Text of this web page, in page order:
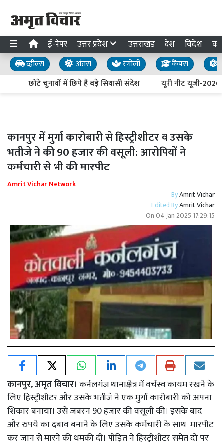
ई-पेपर उत्तर प्रदेश उत्तराखंड देश विदेश
व्हील्स अंतस रंगोली कैंपस
छोटे चुनावों में छिपे हैं बड़े सियासी संदेश
यूपी नीट यूजी-
कानपुर में मुर्गा कारोबारी से हिस्ट्रीशीटर व उसके
भतीजे ने की 90 हजार की वसूली: आरोपियों ने
कर्मचारी से भी की मारपीट
Amrit Vichar Network
ByAmrit Vichar
Edited ByAmrit Vichar
On04 Jan 2025 17:29:15
कानपुर, अमृत विचार। कर्नलगंज थानाक्षेत्र में वर्चस्व कायम रखने के
लिए हिस्ट्रीशीटर और उसके भतीजे ने एक मुर्गा कारोबारी को अपना
शिकार बनाया। उसे जबरन 90 हजार की वसूली की। इसके बाद
और रुपये का दबाव बनाने के लिए उसके कर्मचारी के साथ मारपीट
कर जान से मारने की धमकी दी। पीड़ित ने हिस्ट्रीशीटर समेत दो पर